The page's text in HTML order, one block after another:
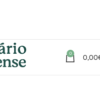
0 0,00